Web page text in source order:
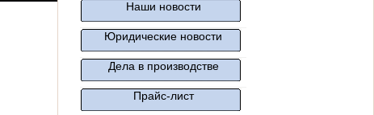
Наши новости
Юридические новости
Дела в производстве
Прайс-лист